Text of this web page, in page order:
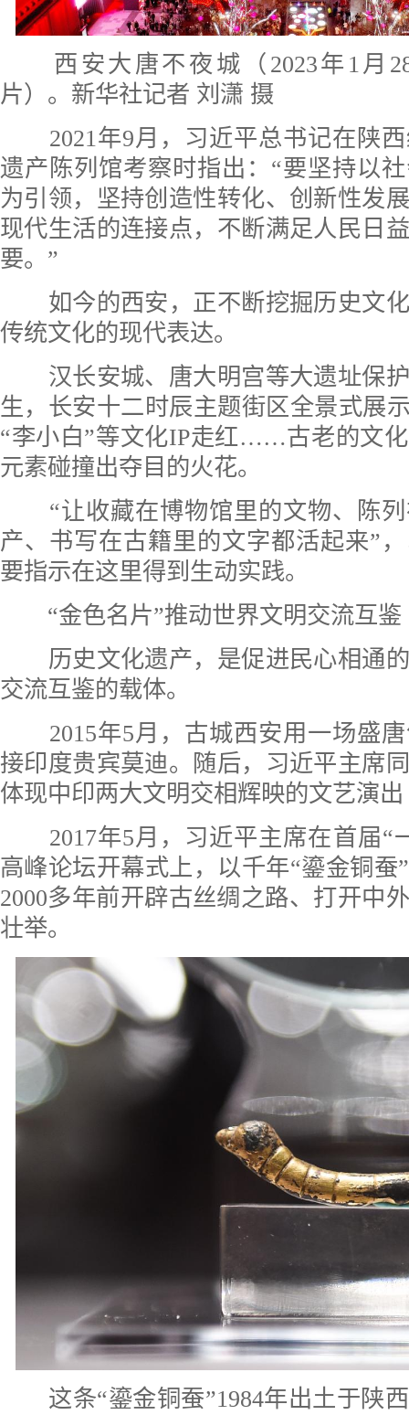
西安大唐不夜城（2023年1月
片）。新华社记者 刘潇 摄
2021年9月，习近平总书记在陕西
遗产陈列馆考察时指出：“要坚持以
为引领，坚持创造性转化、创新性发
现代生活的连接点，不断满足人民日
要。”
如今的西安，正不断挖掘历史文化
传统文化的现代表达。
汉长安城、唐大明宫等大遗址保护
生，长安十二时辰主题街区全景式展
“李小白”等文化IP走红……古老的文
元素碰撞出夺目的火花。
“让收藏在博物馆里的文物、陈列
产、书写在古籍里的文字都活起来”
要指示在这里得到生动实践。
“金色名片”推动世界文明交流互鉴
历史文化遗产，是促进民心相通的
交流互鉴的载体。
2015年5月，古城西安用一场盛唐
接印度贵宾莫迪。随后，习近平主席
体现中印两大文明交相辉映的文艺演
2017年5月，习近平主席在首届“
高峰论坛开幕式上，以千年“鎏金铜蚕
2000多年前开辟古丝绸之路、打开中
壮举。
这条“鎏金铜蚕”1984年出土于陕